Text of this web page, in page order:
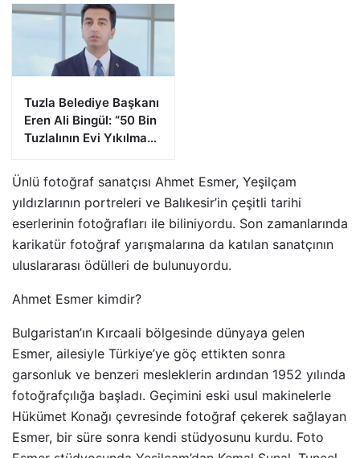
Tuzla Belediye Başkanı
Eren Ali Bingül: “50 Bin
Tuzlalının Evi Yıkılma
Ünlü fotoğraf sanatçısı Ahmet Esmer, Yeşilçam
yıldızlarının portreleri ve Balıkesir’in çeşitli tarihi
eserlerinin fotoğrafları ile biliniyordu. Son zamanlarında
karikatür fotoğraf yarışmalarına da katılan sanatçının
uluslararası ödülleri de bulunuyordu.
Ahmet Esmer kimdir?
Bulgaristan’ın Kırcaali bölgesinde dünyaya gelen
Esmer, ailesiyle Türkiye’ye göç ettikten sonra
garsonluk ve benzeri mesleklerin ardından 1952 yılında
fotoğrafçılığa başladı. Geçimini eski usul makinelerle
Hükümet Konağı çevresinde fotoğraf çekerek sağlayan
Esmer, bir süre sonra kendi stüdyosunu kurdu. Foto